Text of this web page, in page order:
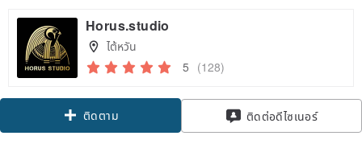
Horus.studio
ไต้หวัน
5 (128)
ติดตาม ติดต่อดีไซเนอร์